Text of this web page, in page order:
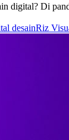
digital? Di
desainRiz